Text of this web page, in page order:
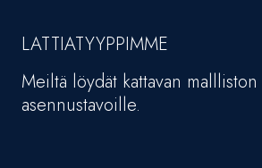
LATTIATYYPPIMME
Meiltä löydät kattavan
asennustavoille.